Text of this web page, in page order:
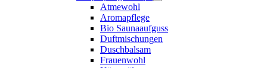
Atmewohl
Aromapflege
Bio Saunaaufguss
Duftmischungen
Duschbalsam
Frauenwohl